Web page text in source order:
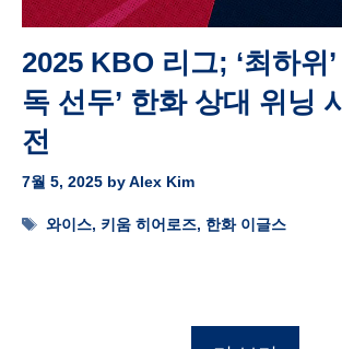
2025 KBO 리그; ‘최하위
독 선두’ 한화 상대 위닝
전
7월 5, 2025 byAlex Kim
Tags
와이스, 키움 히어로즈, 한화 이글스